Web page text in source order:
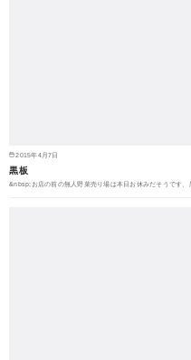
2015年4月7日
黒板
&nbsp;お店の前の無人野菜売り場は本日お休みだそうです、